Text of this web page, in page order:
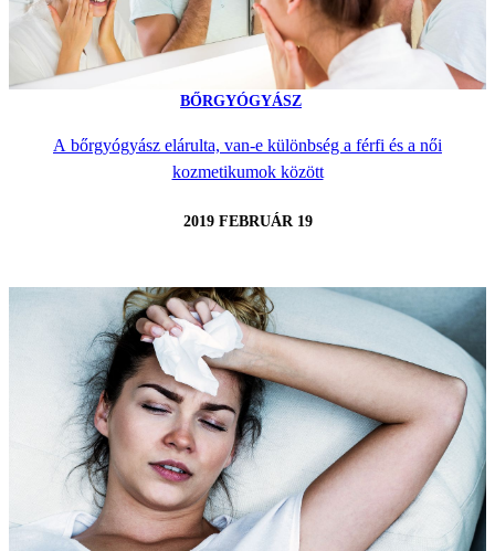
BŐRGYÓGYÁSZ
A bőrgyógyász elárulta, van-e különbség a férfi és a női
kozmetikumok között
2019 FEBRUÁR 19